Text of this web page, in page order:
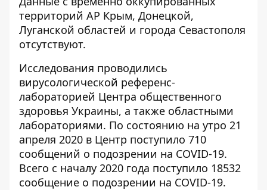
территорий АР Крым, Донецкой,
Луганской областей и города Севастополя
отсутствуют.
Исследования проводились
вирусологической референс-
лабораторией Центра общественного
здоровья Украины, а также областными
лабораториями. По состоянию на утро 21
апреля 2020 в Центр поступило 710
сообщений о подозрении на COVID-19.
Всего с началу 2020 года поступило 18532
сообщение о подозрении на COVID-19.